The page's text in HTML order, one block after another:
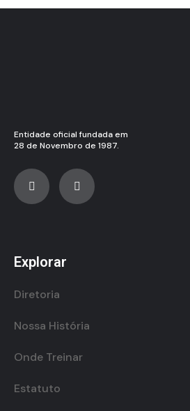
Entidade oficial fundada em
28 de Novembro de 1987.
Explorar
Diretoria
Nossa História
Onde Treinar
Estatuto